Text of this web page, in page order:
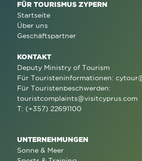
FÜR TOURISMUS ZYPERN
Startseite
Über uns
Geschäftspartner
KONTAKT
Deputy Ministry of Tourism
Für Touristeninformationen:
Für Touristenbeschwerden:
touristcomplaints@visitcyprus.com
T: (+357) 22691100
UNTERNEHMUNGEN
Sonne & Meer